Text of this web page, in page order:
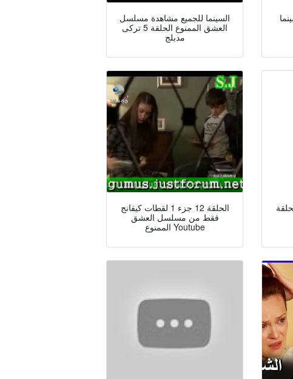
السينما للجميع مشاهدة مسلسل
العشق الممنوع الحلقة 5 تركى
مدبلج
الحلقة 12 جزء 1 لقطات كيفانج
فقط من مسلسل العشق
الممنوع Youtube